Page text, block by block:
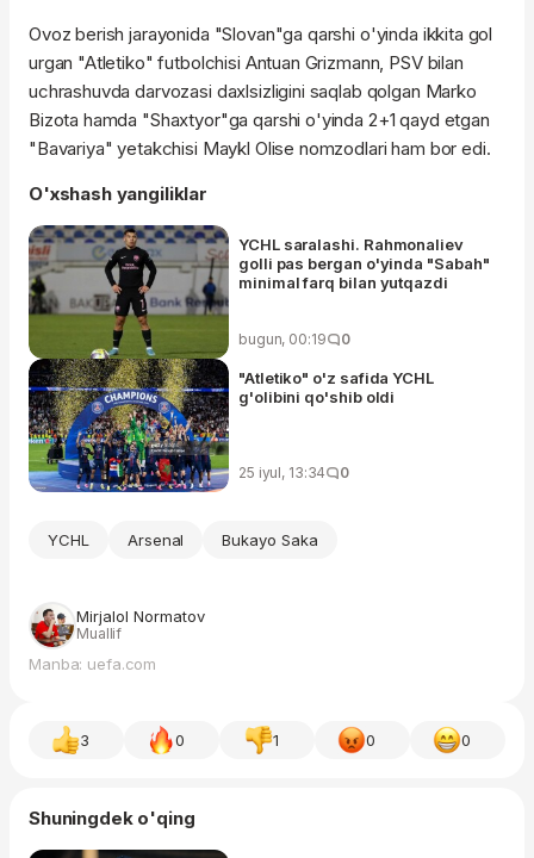
Ovoz berish jarayonida "Slovan"ga qarshi o'yinda ikkita gol
urgan "Atletiko" futbolchisi Antuan Grizmann, PSV bilan
uchrashuvda darvozasi daxlsizligini saqlab qolgan Marko
Bizota hamda "Shaxtyor"ga qarshi o'yinda 2+1 qayd etgan
"Bavariya" yetakchisi Maykl Olise nomzodlari ham bor edi.
O'xshash yangiliklar
YCHL saralashi. Rahmonaliev
golli pas bergan o'yinda "Sabah"
minimal farq bilan yutqazdi
bugun, 00:19 0
"Atletiko" o'z safida YCHL
g'olibini qo'shib oldi
25 iyul, 13:34 0
YCHL Arsenal Bukayo Saka
Mirjalol Normatov
Muallif
Manba: uefa.com
3 0 1 0 0
Shuningdek o'qing